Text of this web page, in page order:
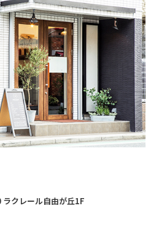
クレール自由が丘1F